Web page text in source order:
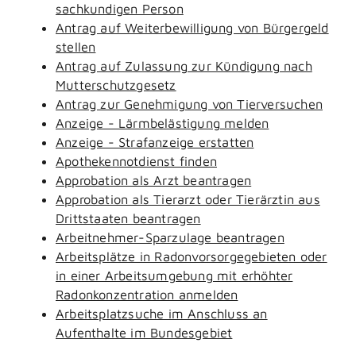
sachkundigen Person
Antrag auf Weiterbewilligung von Bürgergeld
stellen
Antrag auf Zulassung zur Kündigung nach
Mutterschutzgesetz
Antrag zur Genehmigung von Tierversuchen
Anzeige - Lärmbelästigung melden
Anzeige - Strafanzeige erstatten
Apothekennotdienst finden
Approbation als Arzt beantragen
Approbation als Tierarzt oder Tierärztin aus
Drittstaaten beantragen
Arbeitnehmer-Sparzulage beantragen
Arbeitsplätze in Radonvorsorgegebieten oder
in einer Arbeitsumgebung mit erhöhter
Radonkonzentration anmelden
Arbeitsplatzsuche im Anschluss an
Aufenthalte im Bundesgebiet